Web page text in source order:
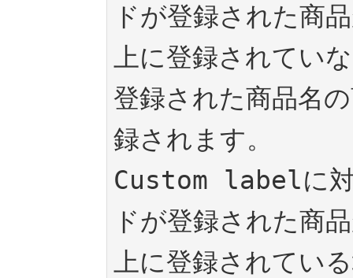
ドが登録された商
上に登録されてい
登録された商品名
録されます。
Custom labelに対
ドが登録された商
上に登録されてい